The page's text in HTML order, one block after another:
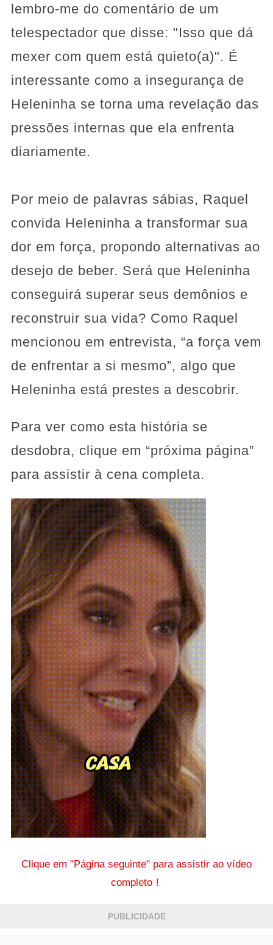
lembro-me do comentário de um
telespectador que disse: "Isso que dá
mexer com quem está quieto(a)". É
interessante como a insegurança de
Heleninha se torna uma revelação das
pressões internas que ela enfrenta
diariamente.
Por meio de palavras sábias, Raquel
convida Heleninha a transformar sua
dor em força, propondo alternativas ao
desejo de beber. Será que Heleninha
conseguirá superar seus demônios e
reconstruir sua vida? Como Raquel
mencionou em entrevista, “a força vem
de enfrentar a si mesmo”, algo que
Heleninha está prestes a descobrir.
Para ver como esta história se
desdobra, clique em “próxima página”
para assistir à cena completa.
Clique em "Página seguinte" para assistir ao vídeo
completo！
PUBLICIDADE